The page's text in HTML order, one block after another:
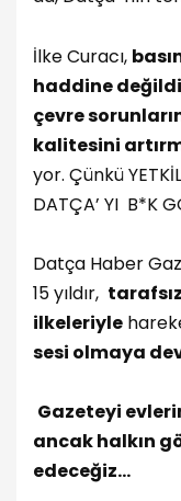
İlke Curacı,
haddine
çevre
kalitesini
yor. Çünkü
DATÇA’ YI B*K
Datça Haber
15 yıldır,
ilkeleriyle
sesi olmaya
Gazeteyi
ancak halkın
edeceğiz…